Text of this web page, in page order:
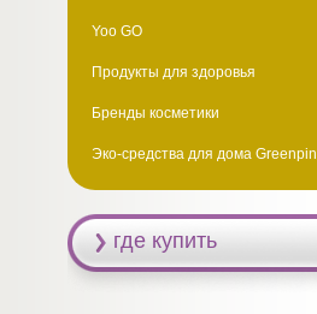
Yoo GO
Продукты для здоровья
Бренды косметики
Эко-средства для дома Greenpin
где купить